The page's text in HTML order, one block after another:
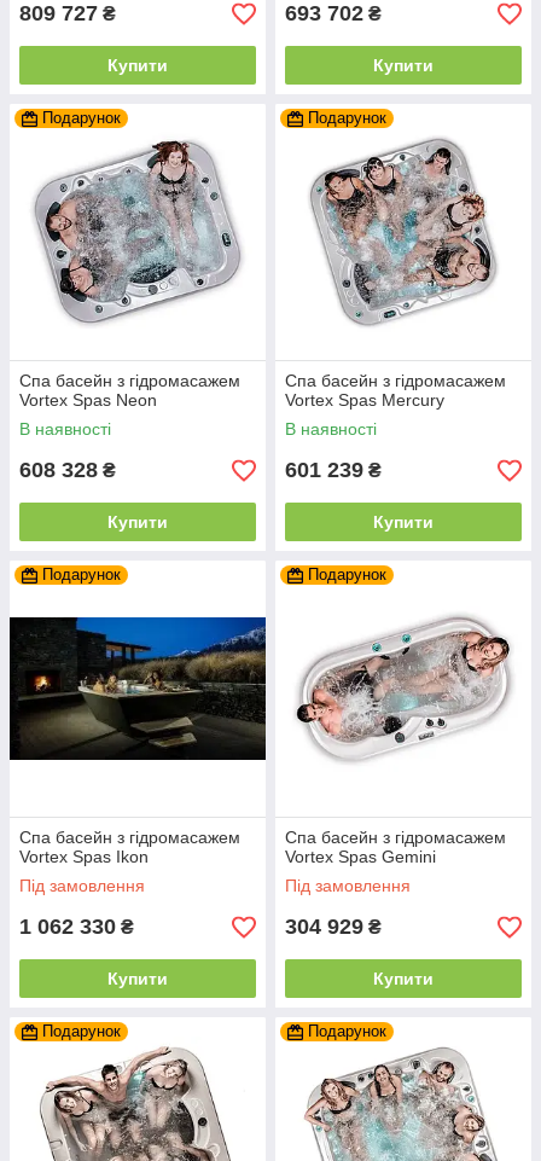
809 727 ₴
Купити
693 702 ₴
Купити
Подарунок
Спа басейн з гідромасажем
Vortex Spas Neon
В наявності
608 328 ₴
Купити
Подарунок
Спа басейн з гідромасажем
Vortex Spas Mercury
В наявності
601 239 ₴
Купити
Подарунок
Спа басейн з гідромасажем
Vortex Spas Ikon
Під замовлення
1 062 330 ₴
Купити
Подарунок
Спа басейн з гідромасажем
Vortex Spas Gemini
Під замовлення
304 929 ₴
Купити
Подарунок Подарунок